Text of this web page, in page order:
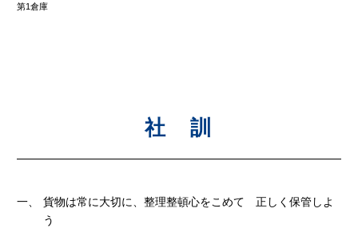
第1倉庫
社 訓
貨物は常に大切に、整理整頓心をこめて 正しく保管しよ
う